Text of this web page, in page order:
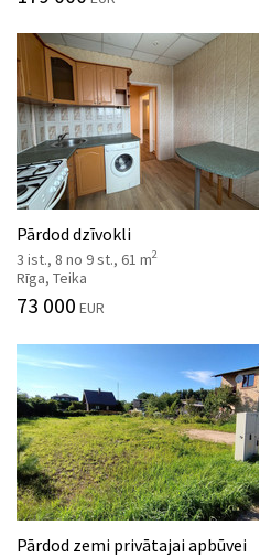
Pārdod dzīvokli
3 ist., 8 no 9 st., 61 m2
Rīga, Teika
73 000 EUR
Pārdod zemi privātajai apbūvei